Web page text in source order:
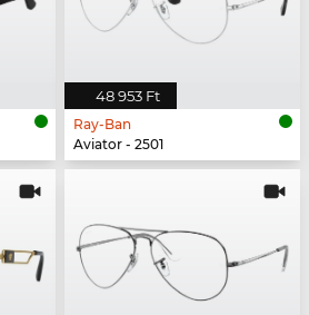
48 953 Ft
Ray-Ban
Aviator - 2501